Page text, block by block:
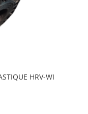
HRV-WI